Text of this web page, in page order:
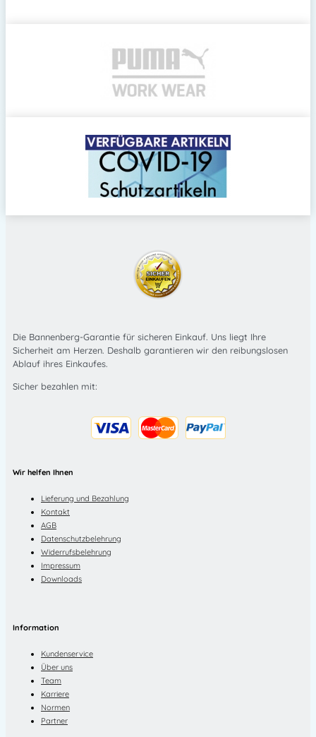
Die Bannenberg-Garantie für sicheren Einkauf. Uns liegt Ihre
Sicherheit am Herzen. Deshalb garantieren wir den reibungslosen
Ablauf ihres Einkaufes.
Sicher bezahlen mit:
Wir helfen Ihnen
Lieferung und Bezahlung
Kontakt
AGB
Datenschutzbelehrung
Widerrufsbelehrung
Impressum
Downloads
Information
Kundenservice
Über uns
Team
Karriere
Normen
Partner